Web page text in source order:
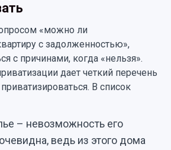
«можно ли
с задолженностью»,
с причинами, когда «нельзя».
дает четкий перечень
В список
– невозможность его
ведь из этого дома